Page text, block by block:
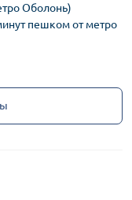
Оболонь)
пешком от метро